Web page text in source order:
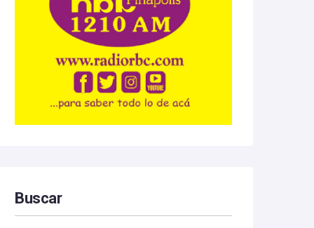
Buscar